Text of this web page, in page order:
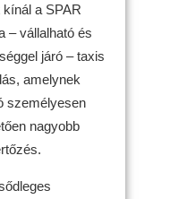
a SPAR
– vállalható és
járó – taxis
amelynek
személyesen
nagyobb